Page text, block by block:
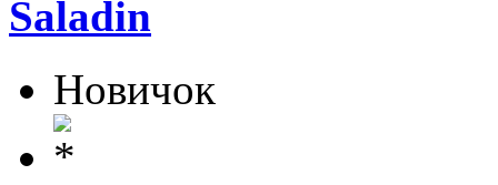
Saladin
Новичок